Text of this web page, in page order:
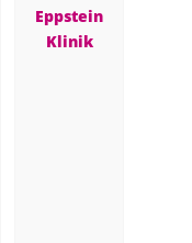
Eppstein
Klinik